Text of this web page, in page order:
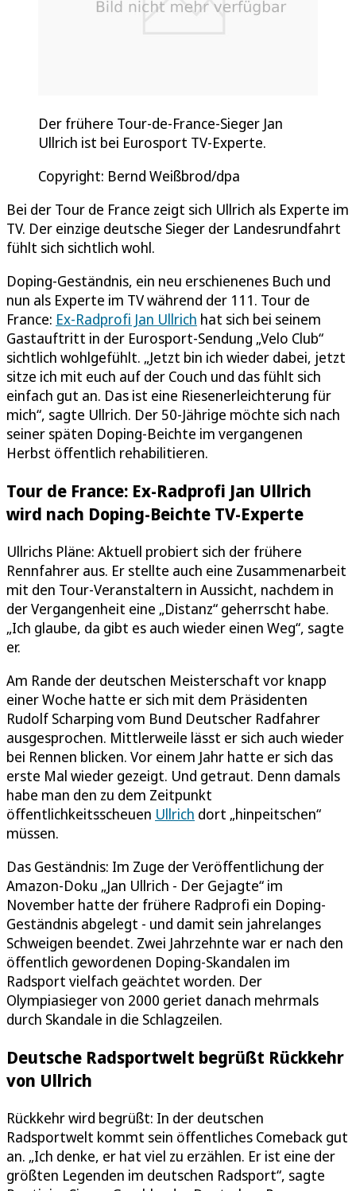
Der frühere Tour-de-France-Sieger Jan
Ullrich ist bei Eurosport TV-Experte.
Copyright: Bernd Weißbrod/dpa
Bei der Tour de France zeigt sich Ullrich als Experte im
TV. Der einzige deutsche Sieger der Landesrundfahrt
fühlt sich sichtlich wohl.
Doping-Geständnis, ein neu erschienenes Buch und
nun als Experte im TV während der 111. Tour de
France: Ex-Radprofi Jan Ullrich hat sich bei seinem
Gastauftritt in der Eurosport-Sendung „Velo Club“
sichtlich wohlgefühlt. „Jetzt bin ich wieder dabei, jetzt
sitze ich mit euch auf der Couch und das fühlt sich
einfach gut an. Das ist eine Riesenerleichterung für
mich“, sagte Ullrich. Der 50-Jährige möchte sich nach
seiner späten Doping-Beichte im vergangenen
Herbst öffentlich rehabilitieren.
Tour de France: Ex-Radprofi Jan Ullrich
wird nach Doping-Beichte TV-Experte
Ullrichs Pläne: Aktuell probiert sich der frühere
Rennfahrer aus. Er stellte auch eine Zusammenarbeit
mit den Tour-Veranstaltern in Aussicht, nachdem in
der Vergangenheit eine „Distanz“ geherrscht habe.
„Ich glaube, da gibt es auch wieder einen Weg“, sagte
er.
Am Rande der deutschen Meisterschaft vor knapp
einer Woche hatte er sich mit dem Präsidenten
Rudolf Scharping vom Bund Deutscher Radfahrer
ausgesprochen. Mittlerweile lässt er sich auch wieder
bei Rennen blicken. Vor einem Jahr hatte er sich das
erste Mal wieder gezeigt. Und getraut. Denn damals
habe man den zu dem Zeitpunkt
öffentlichkeitsscheuen Ullrich dort „hinpeitschen“
müssen.
Das Geständnis: Im Zuge der Veröffentlichung der
Amazon-Doku „Jan Ullrich - Der Gejagte“ im
November hatte der frühere Radprofi ein Doping-
Geständnis abgelegt - und damit sein jahrelanges
Schweigen beendet. Zwei Jahrzehnte war er nach den
öffentlich gewordenen Doping-Skandalen im
Radsport vielfach geächtet worden. Der
Olympiasieger von 2000 geriet danach mehrmals
durch Skandale in die Schlagzeilen.
Deutsche Radsportwelt begrüßt Rückkehr
von Ullrich
Rückkehr wird begrüßt: In der deutschen
Radsportwelt kommt sein öffentliches Comeback gut
an. „Ich denke, er hat viel zu erzählen. Er ist eine der
größten Legenden im deutschen Radsport“, sagte